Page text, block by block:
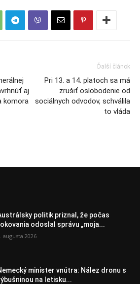
aj
komora
Ďalší článok
Pri 13. a 14. platoch sa má
zrušiť oslobodenie od
sociálnych odvodov, schválila
to vláda
politik priznal, že počas
odoslal správu „moja...
augusta 2026
minister vnútra: Nález dronu s
na letisku...